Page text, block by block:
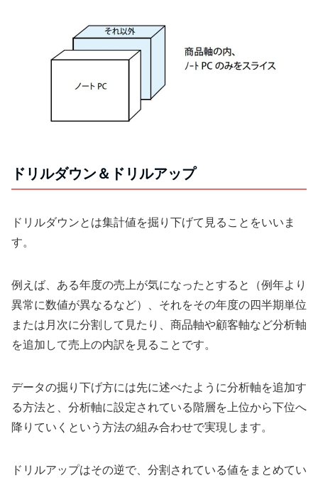
ドリルダウン＆ドリルアップ
ドリルダウンとは集計値を掘り下げて見ることをいいま
す。
例えば、ある年度の売上が気になったとすると（例年より
異常に数値が異なるなど）、それをその年度の四半期単位
または月次に分割して見たり、商品軸や顧客軸など分析軸
を追加して売上の内訳を見ることです。
データの掘り下げ方には先に述べたように分析軸を追加す
る方法と、分析軸に設定されている階層を上位から下位へ
降りていくという方法の組み合わせで実現します。
ドリルアップはその逆で、分割されている値をまとめてい